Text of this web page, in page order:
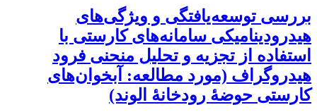
بررسی توسعه‌یافتگی و ویژگی‌های
هیدرودینامیکی سامانه‌‌های کارستی با
استفاده از تجزیه و تحلیل منحنی فرود
هیدروگراف (مورد مطالعه: آبخوان‌های
کارستی حوضۀ رودخانۀ الوند)